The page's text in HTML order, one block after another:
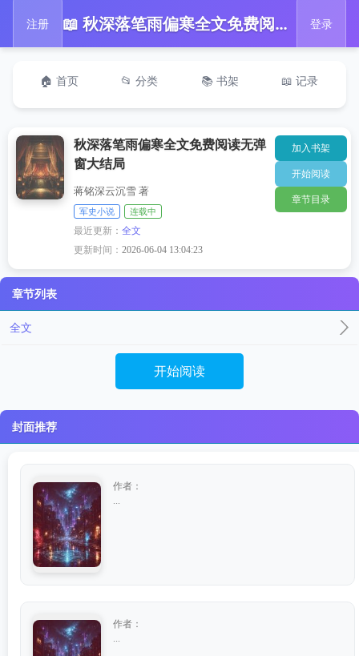
注册 📖 秋深落笔雨偏寒全文免费阅读无弹窗大结局 登录
🏠 首页 📂 分类 📚 书架 📖 记录
秋深落笔雨偏寒全文免费阅读无弹
窗大结局
蒋铭深云沉雪 著
军史小说 连载中
最近更新：全文
更新时间：2026-06-04 13:04:23
加入书架
开始阅读
章节目录
章节列表
全文
开始阅读
封面推荐
作者：
作者：